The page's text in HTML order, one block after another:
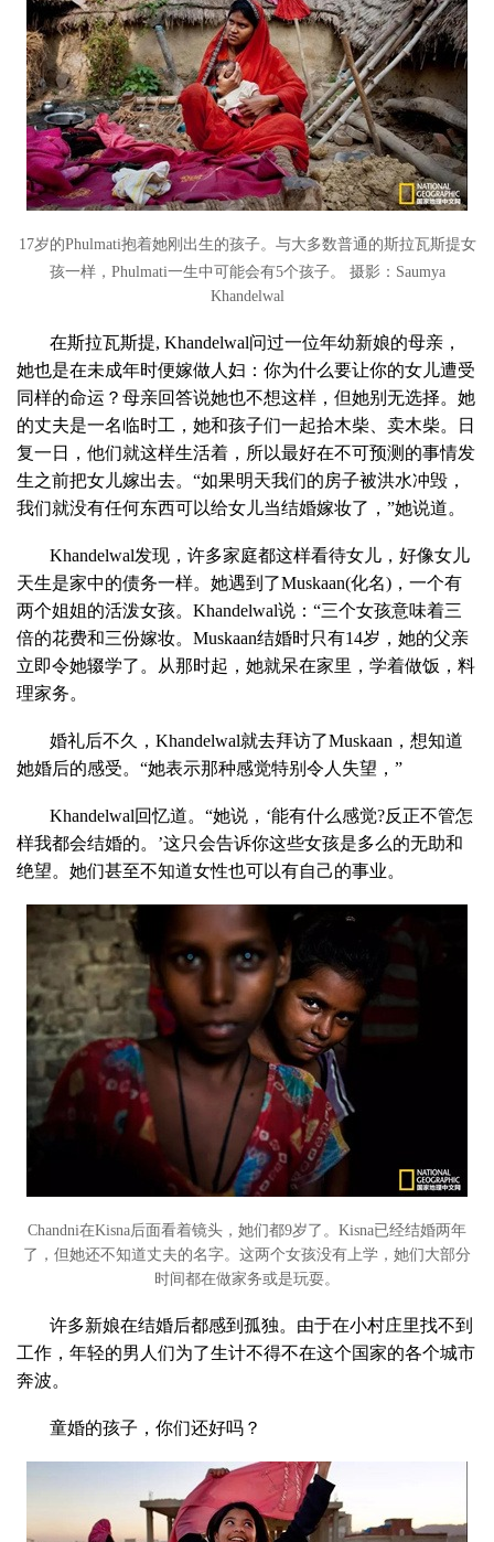
17岁的Phulmati抱着她刚出生的孩子。与大多数普通的斯拉瓦斯提女
孩一样，Phulmati一生中可能会有5个孩子。
摄影：Saumya
Khandelwal
在斯拉瓦斯提, Khandelwal问过一位年幼新娘的母亲，
她也是在未成年时便嫁做人妇：你为什么要让你的女儿遭受
同样的命运？母亲回答说她也不想这样，但她别无选择。她
的丈夫是一名临时工，她和孩子们一起拾木柴、卖木柴。日
复一日，他们就这样生活着，所以最好在不可预测的事情发
生之前把女儿嫁出去。“如果明天我们的房子被洪水冲毁，
我们就没有任何东西可以给女儿当结婚嫁妆了，”她说道。
Khandelwal发现，许多家庭都这样看待女儿，好像女儿
天生是家中的债务一样。她遇到了Muskaan(化名)，一个有
两个姐姐的活泼女孩。Khandelwal说：“三个女孩意味着三
倍的花费和三份嫁妆。Muskaan结婚时只有14岁，她的父亲
立即令她辍学了。从那时起，她就呆在家里，学着做饭，料
理家务。
婚礼后不久，Khandelwal就去拜访了Muskaan，想知道
她婚后的感受。“她表示那种感觉特别令人失望，”
Khandelwal回忆道。“她说，‘能有什么感觉?反正不管怎
样我都会结婚的。’这只会告诉你这些女孩是多么的无助和
绝望。她们甚至不知道女性也可以有自己的事业。
Chandni在Kisna后面看着镜头，她们都9岁了。Kisna已经结婚两年
了，但她还不知道丈夫的名字。这两个女孩没有上学，她们大部分
时间都在做家务或是玩耍。
许多新娘在结婚后都感到孤独。由于在小村庄里找不到
工作，年轻的男人们为了生计不得不在这个国家的各个城市
奔波。
童婚的孩子，你们还好吗？